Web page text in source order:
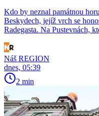
Kdo by neznal památnou
Beskydech, jejíž vrch se
Radegasta. Na Pustevnách,
Náš REGION
dnes, 05:39
2 min